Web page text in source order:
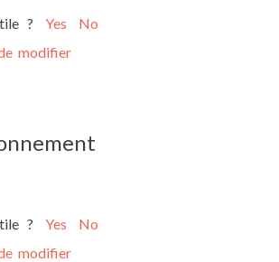
? Yes
No
modifier
? Yes
No
modifier